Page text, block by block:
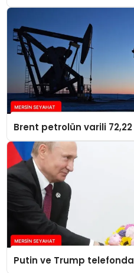
Brent petrolün varili
Putin ve Trump